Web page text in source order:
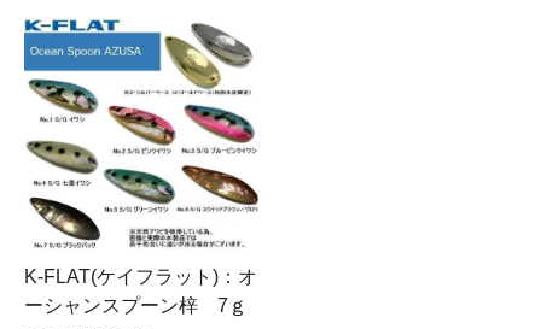
K-FLAT(ケイフラット)：オ
ーシャンスプーン梓 7ｇ